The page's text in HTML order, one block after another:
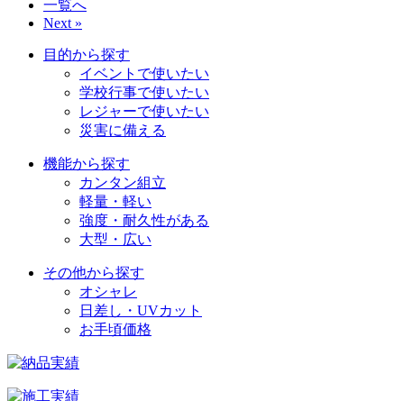
一覧へ
Next »
目的から探す
イベントで使いたい
学校行事で使いたい
レジャーで使いたい
災害に備える
機能から探す
カンタン組立
軽量・軽い
強度・耐久性がある
大型・広い
その他から探す
オシャレ
日差し・UVカット
お手頃価格